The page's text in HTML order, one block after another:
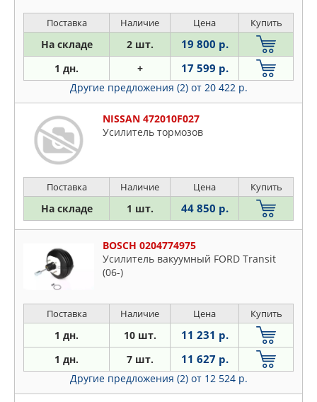
PEUGEOT
TRW
UAZ
Land Rover
Seat
Skoda
VW
Поставка Наличие Цена Купить
На складе 2 шт. 19 800 р.
1 дн. + 17 599 р.
Другие предложения (2) от 20 422 р.
NISSAN 472010F027
Усилитель тормозов
Поставка Наличие Цена Купить
На складе 1 шт. 44 850 р.
BOSCH 0204774975
Усилитель вакуумный FORD Transit
(06-)
Поставка Наличие Цена Купить
1 дн. 10 шт. 11 231 р.
1 дн. 7 шт. 11 627 р.
Другие предложения (2) от 12 524 р.